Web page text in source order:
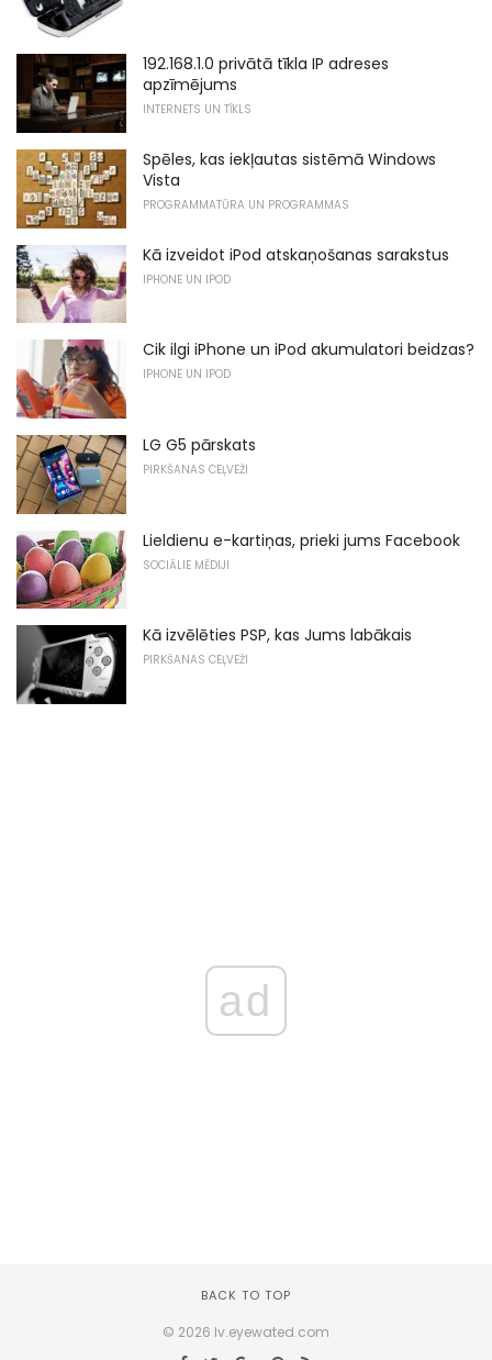
192.168.1.0 privātā tīkla IP adreses
apzīmējums
INTERNETS UN TĪKLS
Spēles, kas iekļautas sistēmā Windows
Vista
PROGRAMMATŪRA UN PROGRAMMAS
Kā izveidot iPod atskaņošanas sarakstus
IPHONE UN IPOD
Cik ilgi iPhone un iPod akumulatori beidzas?
IPHONE UN IPOD
LG G5 pārskats
PIRKŠANAS CEĻVEŽI
Lieldienu e-kartiņas, prieki jums Facebook
SOCIĀLIE MĒDIJI
Kā izvēlēties PSP, kas Jums labākais
PIRKŠANAS CEĻVEŽI
ad
BACK TO TOP
© 2026 lv.eyewated.com